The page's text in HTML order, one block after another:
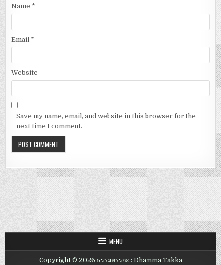
Name *
Email *
Website
Save my name, email, and website in this browser for the
next time I comment.
MENU
Copyright © 2026 ธรรมตรรกะ : Dhamma Takka